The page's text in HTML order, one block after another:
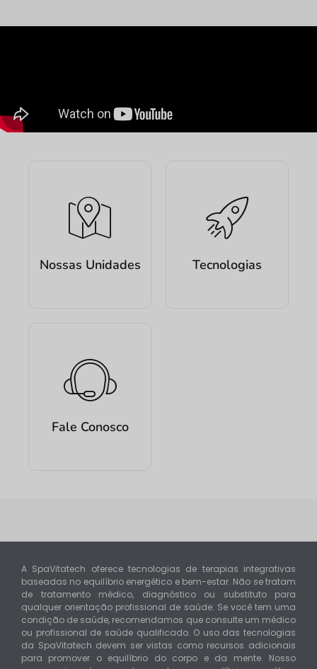
Nossas Unidades Tecnologias
Fale Conosco
A SpaVitatech oferece tecnologias de terapias integrativas
baseadas no equilíbrio energético e bem-estar. Não se tratam
de tratamento médico, diagnóstico ou substituto para
qualquer orientação profissional de saúde. Se você tem uma
condição de saúde, recomendamos que consulte um médico
ou profissional de saúde qualificado. O uso das tecnologias
da SpaVitatech devem ser vistas como recursos adicionais
para promover o equilíbrio do corpo e da mente. Nosso